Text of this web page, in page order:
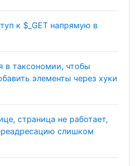
к $_GET напрямую в
в таксономии, чтобы
элементы через хуки
страница не работает,
слишком